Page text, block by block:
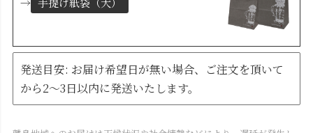
発送目安: お届け希望日が無い場合、ご注文を頂いて
から2～3日以内に発送いたします。